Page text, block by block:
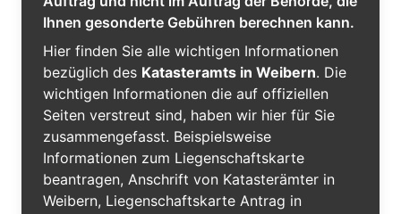
Ihnen gesonderte Gebühren berechnen kann.
Hier finden Sie alle wichtigen Informationen
bezüglich des Katasteramts in Weibern. Die
wichtigen Informationen die auf offiziellen
Seiten verstreut sind, haben wir hier für Sie
zusammengefasst. Beispielsweise
Informationen zum Liegenschaftskarte
beantragen, Anschrift von Katasterämter in
Weibern, Liegenschaftskarte Antrag in